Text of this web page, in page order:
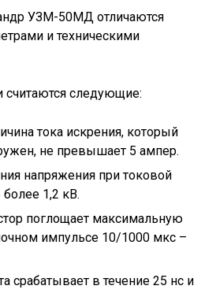
УЗМ-50МД отличаются
и техническими
следующие:
тока искрения, который
не превышает 5 ампер.
напряжения при токовой
1,2 кВ.
поглощает максимальную
импульсе 10/1000 мкс –
срабатывает в течение 25 нс и